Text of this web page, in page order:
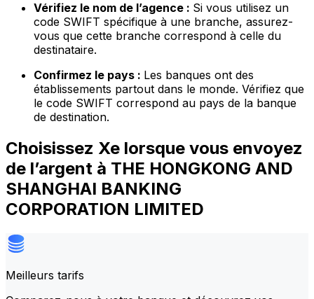
Vérifiez le nom de l’agence : Si vous utilisez un
code SWIFT spécifique à une branche, assurez-
vous que cette branche correspond à celle du
destinataire.
Confirmez le pays : Les banques ont des
établissements partout dans le monde. Vérifiez que
le code SWIFT correspond au pays de la banque
de destination.
Choisissez Xe lorsque vous envoyez
de l’argent à THE HONGKONG AND
SHANGHAI BANKING
CORPORATION LIMITED
Meilleurs tarifs